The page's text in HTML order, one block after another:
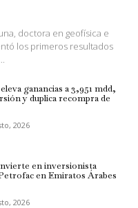
doctora en geofísica e
los primeros resultados
ganancias a 3,951 mdd,
y duplica recompra de
2026
en inversionista
en Emiratos Árabes
2026